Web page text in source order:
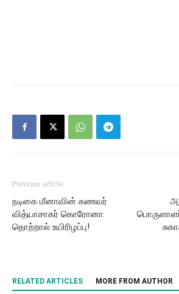
Previous article
நடிகை மீனாவின் கணவர்
வித்யாசாகர் கொரோனா
தொற்றால் உயிரிழப்பு!
RELATED ARTICLES MORE FROM AUTHOR